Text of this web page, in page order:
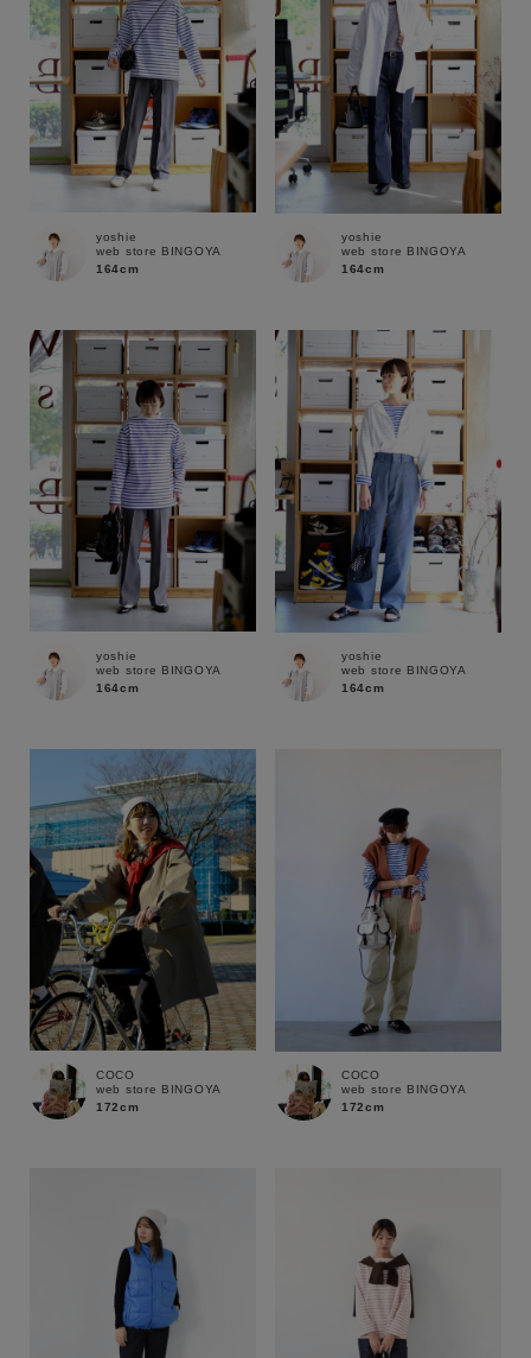
キーワード
性別
MENS KIDS
カテゴリ
サイズ
yoshie
web store BINGOYA
164cm
yoshie
web store BINGOYA
164cm
yoshie
web store BINGOYA
164cm
yoshie
web store BINGOYA
164cm
COCO
web store BINGOYA
172cm
COCO
web store BINGOYA
172cm